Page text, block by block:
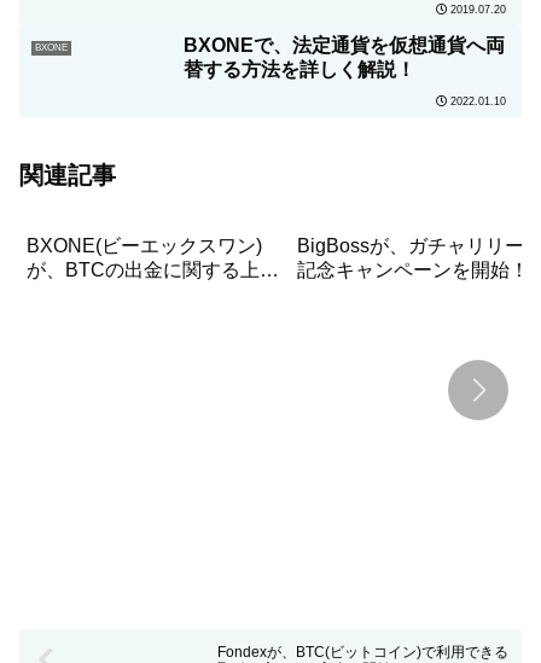
2019.07.20
BXONE
BXONEで、法定通貨を仮想通貨へ両
替する方法を詳しく解説！
2022.01.10
関連記事
BXONE(ビーエックスワン)
が、BTCの出金に関する上限
BigBossが、ガチャリリー
記念キャンペーンを開始！
Fondexが、BTC(ビットコイン)で利用できる